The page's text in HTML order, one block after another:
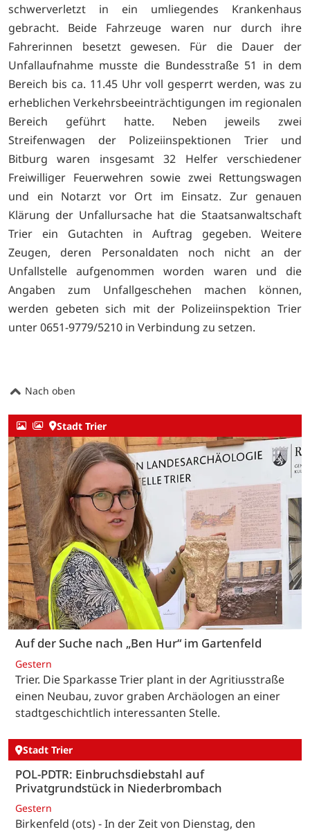
schwerverletzt in ein umliegendes Krankenhaus
gebracht. Beide Fahrzeuge waren nur durch ihre
Fahrerinnen besetzt gewesen. Für die Dauer der
Unfallaufnahme musste die Bundesstraße 51 in dem
Bereich bis ca. 11.45 Uhr voll gesperrt werden, was zu
erheblichen Verkehrsbeeinträchtigungen im regionalen
Bereich geführt hatte. Neben jeweils zwei
Streifenwagen der Polizeiinspektionen Trier und
Bitburg waren insgesamt 32 Helfer verschiedener
Freiwilliger Feuerwehren sowie zwei Rettungswagen
und ein Notarzt vor Ort im Einsatz. Zur genauen
Klärung der Unfallursache hat die Staatsanwaltschaft
Trier ein Gutachten in Auftrag gegeben. Weitere
Zeugen, deren Personaldaten noch nicht an der
Unfallstelle aufgenommen worden waren und die
Angaben zum Unfallgeschehen machen können,
werden gebeten sich mit der Polizeiinspektion Trier
unter 0651-9779/5210 in Verbindung zu setzen.
Nach oben
Stadt Trier
Auf der Suche nach „Ben Hur“ im Gartenfeld
Gestern
Trier. Die Sparkasse Trier plant in der Agritiusstraße
einen Neubau, zuvor graben Archäologen an einer
stadtgeschichtlich interessanten Stelle.
Stadt Trier
POL-PDTR: Einbruchsdiebstahl auf
Privatgrundstück in Niederbrombach
Gestern
Birkenfeld (ots) - In der Zeit von Dienstag, den